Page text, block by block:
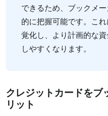
できるため、ブックメ
的に把握可能です。こ
覚化し、より計画的な
しやすくなります。
クレジットカードをブ
リット